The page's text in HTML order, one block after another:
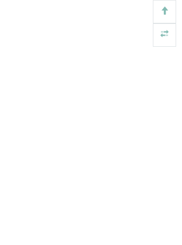
常压条件下CO₂与聚乙烯串联催化转化制备可分